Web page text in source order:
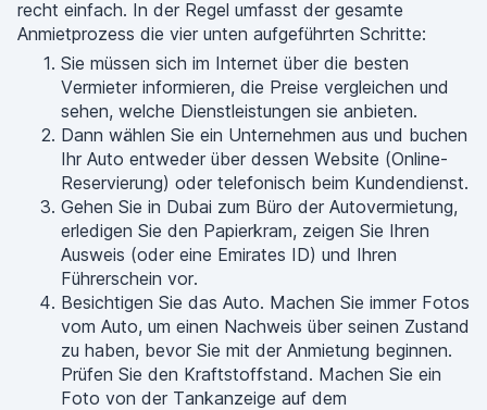
recht einfach. In der Regel umfasst der gesamte
Anmietprozess die vier unten aufgeführten Schritte:
Sie müssen sich im Internet über die besten
Vermieter informieren, die Preise vergleichen und
sehen, welche Dienstleistungen sie anbieten.
Dann wählen Sie ein Unternehmen aus und buchen
Ihr Auto entweder über dessen Website (Online-
Reservierung) oder telefonisch beim Kundendienst.
Gehen Sie in Dubai zum Büro der Autovermietung,
erledigen Sie den Papierkram, zeigen Sie Ihren
Ausweis (oder eine Emirates ID) und Ihren
Führerschein vor.
Besichtigen Sie das Auto. Machen Sie immer Fotos
vom Auto, um einen Nachweis über seinen Zustand
zu haben, bevor Sie mit der Anmietung beginnen.
Prüfen Sie den Kraftstoffstand. Machen Sie ein
Foto von der Tankanzeige auf dem